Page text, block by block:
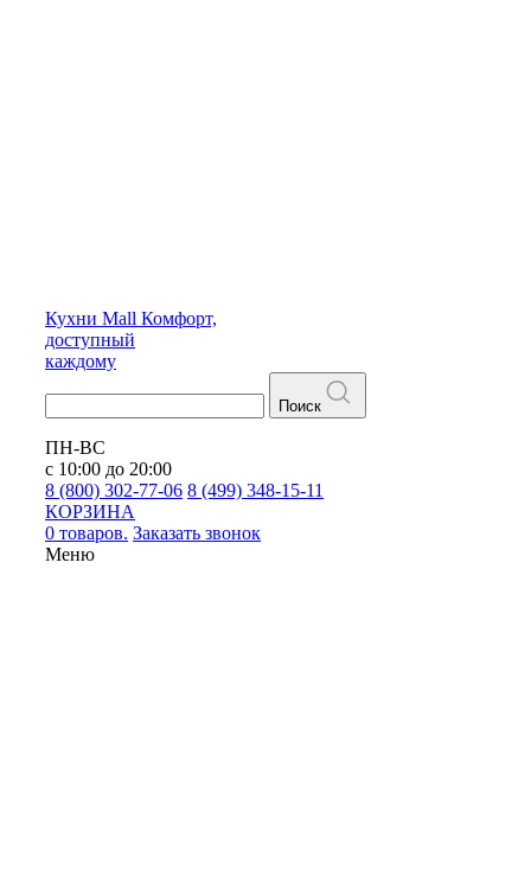
Кухни Mall Комфорт,
доступный
каждому
Поиск
ПН-ВС
с 10:00 до 20:00
8 (800) 302-77-06 8 (499) 348-15-11
КОРЗИНА
0 товаров. Заказать звонок
Меню